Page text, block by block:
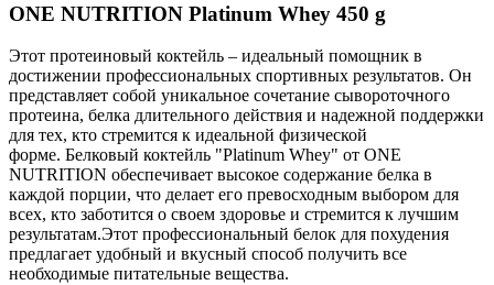
ONE NUTRITION Platinum Whey 450 g
Этот протеиновый коктейль – идеальный помощник в
достижении профессиональных спортивных результатов. Он
представляет собой уникальное сочетание сывороточного
протеина, белка длительного действия и надежной поддержки
для тех, кто стремится к идеальной физической
форме. Белковый коктейль "Platinum Whey" от ONE
NUTRITION обеспечивает высокое содержание белка в
каждой порции, что делает его превосходным выбором для
всех, кто заботится о своем здоровье и стремится к лучшим
результатам.Этот профессиональный белок для похудения
предлагает удобный и вкусный способ получить все
необходимые питательные вещества.